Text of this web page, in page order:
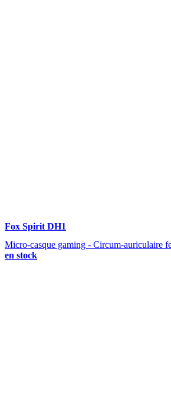
Fox Spirit DH1
Micro-casque gaming - Circum-auriculaire
en stock